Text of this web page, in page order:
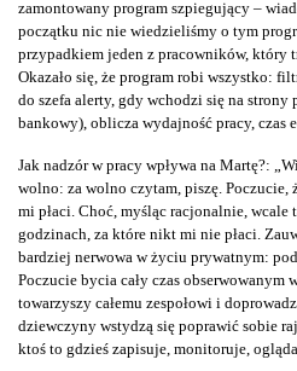
zamontowany program szpiegujący –
początku nic nie wiedzieliśmy o tym
przypadkiem jeden z pracowników, który
Okazało się, że program robi wszystko:
do szefa alerty, gdy wchodzi się na strony
bankowy), oblicza wydajność pracy,
Jak nadzór w pracy wpływa na Martę?:
wolno: za wolno czytam, piszę. Poczucie,
mi płaci. Choć, myśląc racjonalnie,
godzinach, za które nikt mi nie płaci.
bardziej nerwowa w życiu prywatnym:
Poczucie bycia cały czas obserwowanym
towarzyszy całemu zespołowi i
dziewczyny wstydzą się poprawić sobie
ktoś to gdzieś zapisuje, monitoruje,